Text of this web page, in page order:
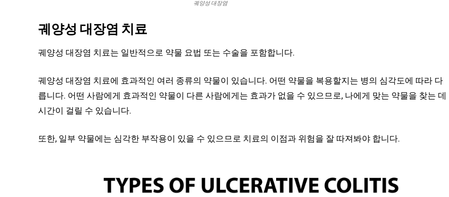
궤양성 대장염
궤양성 대장염 치료
궤양성 대장염 치료는 일반적으로 약물 요법 또는 수술을 포함합니다.
궤양성 대장염 치료에 효과적인 여러 종류의 약물이 있습니다. 어떤 약물을 복용할지는 병의 심각도에 따라 다
릅니다. 어떤 사람에게 효과적인 약물이 다른 사람에게는 효과가 없을 수 있으므로, 나에게 맞는 약물을 찾는 데
시간이 걸릴 수 있습니다.
또한, 일부 약물에는 심각한 부작용이 있을 수 있으므로 치료의 이점과 위험을 잘 따져봐야 합니다.